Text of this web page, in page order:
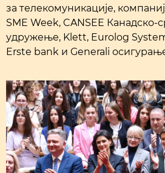
за телекомуникације,
SME Week, CANSEE Канадско-
удружење, Klett, Eurolog
Erste bank и Generali